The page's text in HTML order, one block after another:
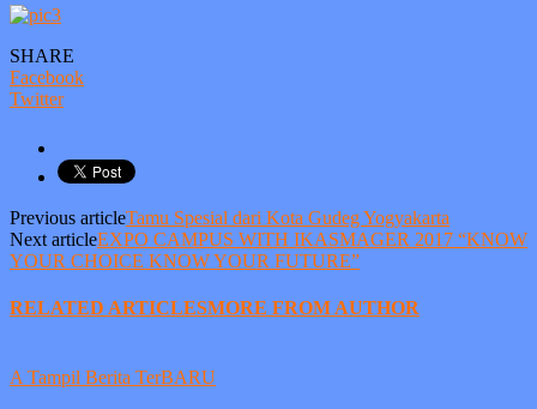
SHARE
Facebook
Twitter
Previous articleTamu Spesial dari Kota Gudeg Yogyakarta
Next articleEXPO CAMPUS WITH IKASMAGER 2017 “KNOW
YOUR CHOICE KNOW YOUR FUTURE”
RELATED ARTICLESMORE FROM AUTHOR
A Tampil Berita TerBARU